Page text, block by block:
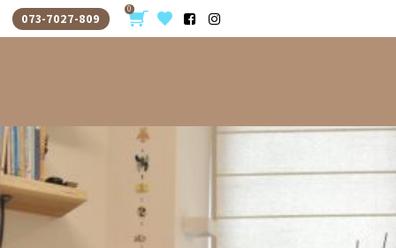
0
073-7027-809